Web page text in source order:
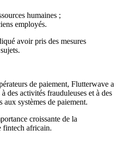
humaines ;
employés.
avoir pris des mesures
de paiement, Flutterwave a
des activités frauduleuses et à des
aux systèmes de paiement.
croissante de la
fintech africain.